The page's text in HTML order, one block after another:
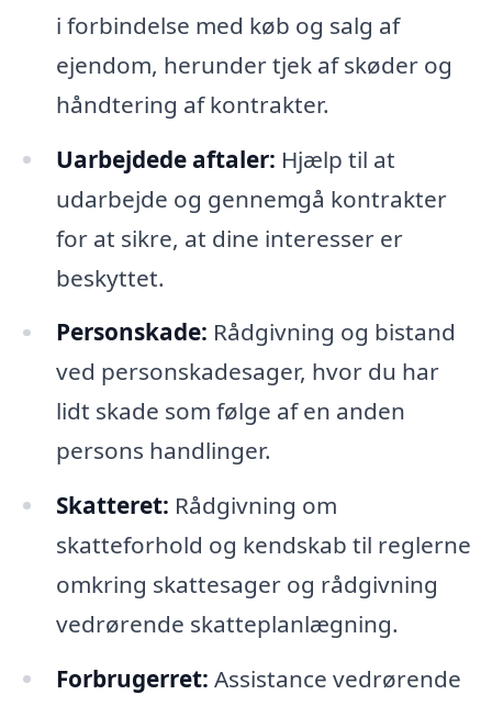
i forbindelse med køb og salg af
ejendom, herunder tjek af skøder og
håndtering af kontrakter.
Uarbejdede aftaler: Hjælp til at
udarbejde og gennemgå kontrakter
for at sikre, at dine interesser er
beskyttet.
Personskade: Rådgivning og bistand
ved personskadesager, hvor du har
lidt skade som følge af en anden
persons handlinger.
Skatteret: Rådgivning om
skatteforhold og kendskab til reglerne
omkring skattesager og rådgivning
vedrørende skatteplanlægning.
Forbrugerret: Assistance vedrørende